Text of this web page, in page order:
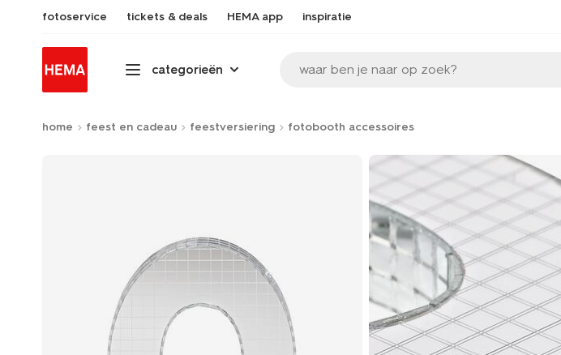
fotoservice tickets & deals HEMA app inspiratie
categorieën waar ben je naar op zoek?
home feest en cadeau feestversiering fotobooth accessoires